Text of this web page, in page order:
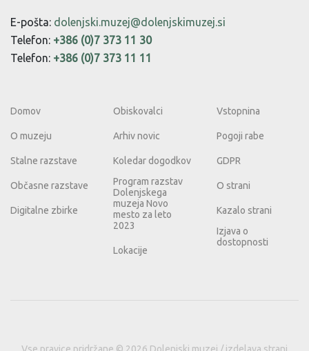
E-pošta: dolenjski.muzej@dolenjskimuzej.si
Telefon: +386 (0)7 373 11 30
Telefon: +386 (0)7 373 11 11
Domov
O muzeju
Stalne razstave
Občasne razstave
Digitalne zbirke
Obiskovalci
Arhiv novic
Koledar dogodkov
Program razstav
Dolenjskega
muzeja Novo
mesto za leto
2023
Lokacije
Vstopnina
Pogoji rabe
GDPR
O strani
Kazalo strani
Izjava o
dostopnosti